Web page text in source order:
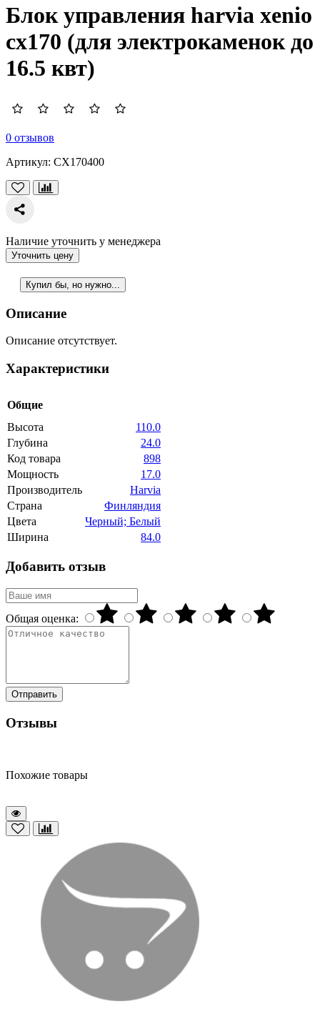
Блок управления harvia xenio
cx170 (для электрокаменок до
16.5 квт)
0 отзывов
Артикул: CX170400
Наличие уточнить у менеджера
Уточнить цену
Купил бы, но нужно...
Описание
Описание отсутствует.
Характеристики
Общие
Высота
110.0
Глубина
24.0
Код товара
898
Мощность
17.0
Производитель
Harvia
Страна
Финляндия
Цвета
Черный; Белый
Ширина
84.0
Добавить отзыв
Общая оценка:
Отправить
Отзывы
Похожие товары